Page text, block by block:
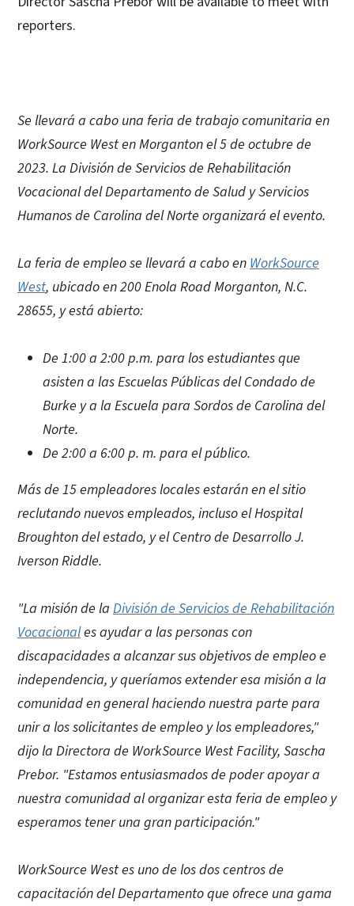
reporters.
Se llevará a cabo una feria de trabajo comunitaria en
WorkSource West en Morganton el 5 de octubre de
2023. La División de Servicios de Rehabilitación
Vocacional del Departamento de Salud y Servicios
Humanos de Carolina del Norte organizará el evento.
La feria de empleo se llevará a cabo en WorkSource
West, ubicado en 200 Enola Road Morganton, N.C.
28655, y está abierto:
De 1:00 a 2:00 p.m. para los estudiantes que
asisten a las Escuelas Públicas del Condado de
Burke y a la Escuela para Sordos de Carolina del
Norte.
De 2:00 a 6:00 p. m. para el público.
Más de 15 empleadores locales estarán en el sitio
reclutando nuevos empleados, incluso el Hospital
Broughton del estado, y el Centro de Desarrollo J.
Iverson Riddle.
"La misión de la División de Servicios de Rehabilitación
Vocacionales ayudar a las personas con
discapacidades a alcanzar sus objetivos de empleo e
independencia, y queríamos extender esa misión a la
comunidad en general haciendo nuestra parte para
unir a los solicitantes de empleo y los empleadores,"
dijo la Directora de WorkSource West Facility, Sascha
Prebor. "Estamos entusiasmados de poder apoyar a
nuestra comunidad al organizar esta feria de empleo y
esperamos tener una gran participación."
WorkSource West es uno de los dos centros de
capacitación del Departamento que ofrece una gama